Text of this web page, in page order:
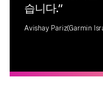
습니다.”
Avishay Pariz(Garmin